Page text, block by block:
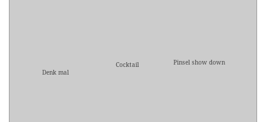
Denk mal
Cocktail Pinsel show down